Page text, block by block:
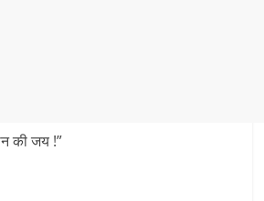
की जय !”